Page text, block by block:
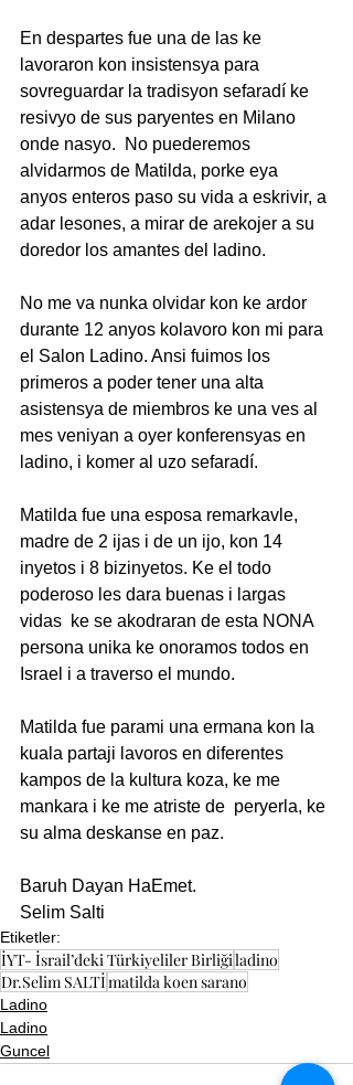
En despartes fue una de las ke
lavoraron kon insistensya para
sovreguardar la tradisyon sefaradí ke
resivyo de sus paryentes en Milano
onde nasyo.  No puederemos
alvidarmos de Matilda, porke eya
anyos enteros paso su vida a eskrivir, a
adar lesones, a mirar de arekojer a su
doredor los amantes del ladino.
No me va nunka olvidar kon ke ardor
durante 12 anyos kolavoro kon mi para
el Salon Ladino. Ansi fuimos los
primeros a poder tener una alta
asistensya de miembros ke una ves al
mes veniyan a oyer konferensyas en
ladino, i komer al uzo sefaradí.
Matilda fue una esposa remarkavle,
madre de 2 ijas i de un ijo, kon 14
inyetos i 8 bizinyetos. Ke el todo
poderoso les dara buenas i largas
vidas  ke se akodraran de esta NONA
persona unika ke onoramos todos en
Israel i a traverso el mundo.
Matilda fue parami una ermana kon la
kuala partaji lavoros en diferentes
kampos de la kultura koza, ke me
mankara i ke me atriste de  peryerla, ke
su alma deskanse en paz.
Baruh Dayan HaEmet.
Selim Salti
Etiketler:
İYT- İsrail’deki Türkiyeliler Birliğiladino
Dr.Selim SALTİmatilda koen sarano
Ladino
Ladino
Guncel